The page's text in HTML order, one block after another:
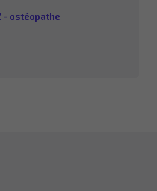
- ostéopathe